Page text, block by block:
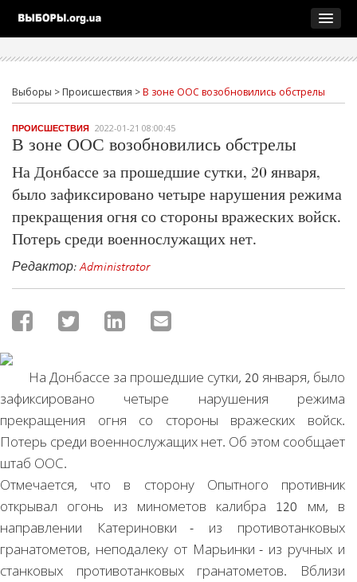
Выборы > Происшествия >В зоне ООС возобновились обстрелы
ПРОИСШЕСТВИЯ 2022-01-21 08:00:45
В зоне ООС возобновились обстрелы
На Донбассе за прошедшие сутки, 20 января,
было зафиксировано четыре нарушения режима
прекращения огня со стороны вражеских войск.
Потерь среди военнослужащих нет.
Редактор:Administrator
На Донбассе за прошедшие сутки, 20 января, было
зафиксировано четыре нарушения режима
прекращения огня со стороны вражеских войск.
Потерь среди военнослужащих нет. Об этом сообщает
штаб ООС.
Отмечается, что в сторону Опытного противник
открывал огонь из минометов калибра 120 мм, в
направлении Катериновки - из противотанковых
гранатометов, неподалеку от Марьинки - из ручных и
станковых противотанковых гранатометов. Вблизи